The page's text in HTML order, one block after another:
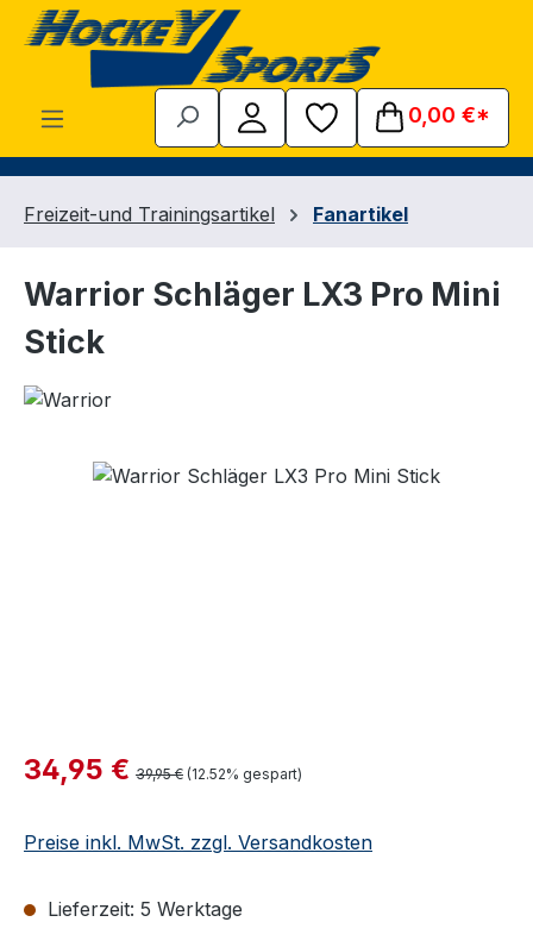
Zum Hauptinhalt springen
0,00 €*
Freizeit-und Trainingsartikel Fanartikel
Warrior Schläger LX3 Pro Mini
Stick
Bildergalerie überspringen
Verkaufspreis:
34,95 € Regulärer Preis:
39,95 € (12.52% gespart)
Preise inkl. MwSt. zzgl. Versandkosten
Lieferzeit: 5 Werktage